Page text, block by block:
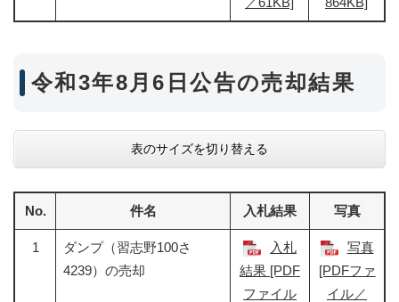
令和3年8月6日公告の売却結果
表のサイズを切り替える
No. 件名 入札結果 写真
1
ダンプ（習志野100さ
4239）の売却
入札
結果 [PDF
ファイル
写真
[PDFファ
イル／